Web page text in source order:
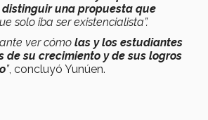
una propuesta que
solo iba ser existencialista”.
ver cómo las y los estudiantes
de su crecimiento y de sus logros
”, concluyó Yunúen.